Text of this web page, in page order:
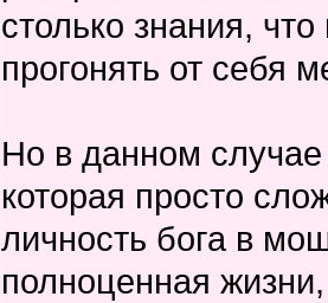
столько знания,
прогонять от себя
Но в данном
которая просто
личность бога в
полноценная